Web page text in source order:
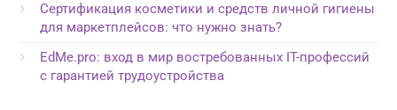
Сертификация косметики и средств личной гигиены
для маркетплейсов: что нужно знать?
EdMe.pro: вход в мир востребованных IT-профессий
с гарантией трудоустройства